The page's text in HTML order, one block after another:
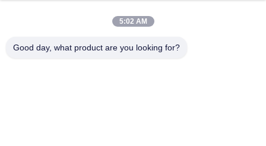
Ceinture en spirale de
5:02 AM
Good day, what product are you looking for?